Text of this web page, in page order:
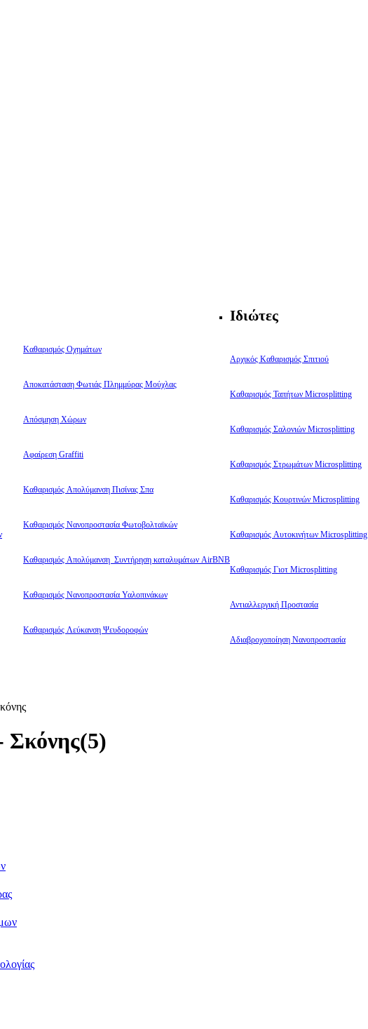
Καθαρισμός Οχημάτων
Αποκατάσταση Φωτιάς Πλημμύρας Μούχλας
Απόσμηση Χώρων
Αφαίρεση Graffiti
Καθαρισμός Απολύμανση Πισίνας Σπα
Καθαρισμός Νανοπροστασία Φωτοβολταϊκών
Καθαρισμός Απολύμανση Συντήρηση καταλυμάτων AirBNB
Καθαρισμός Νανοπροστασία Υαλοπινάκων
Καθαρισμός Λεύκανση Ψευδοροφών
Ιδιώτες
Αρχικός Καθαρισμός Σπιτιού
Καθαρισμός Ταπήτων Microsplitting
Καθαρισμός Σαλονιών Microsplitting
Καθαρισμός Στρωμάτων Microsplitting
Καθαρισμός Κουρτινών Microsplitting
Καθαρισμός Αυτοκινήτων Microsplitting
Καθαρισμός Γιοτ Microsplitting
Αντιαλλεργική Προστασία
Αδιαβροχοποίηση Νανοπροστασία
Σκόνης(5)